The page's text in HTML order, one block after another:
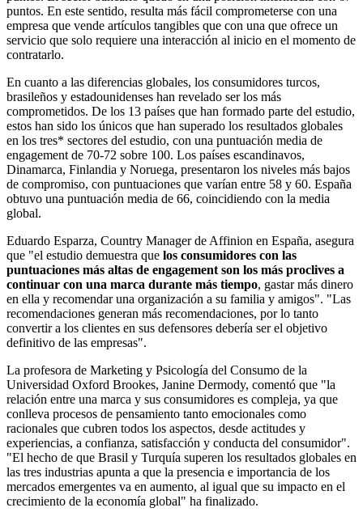
puntos. En este sentido, resulta más fácil comprometerse con una
empresa que vende artículos tangibles que con una que ofrece un
servicio que solo requiere una interacción al inicio en el momento de
contratarlo.
En cuanto a las diferencias globales, los consumidores turcos,
brasileños y estadounidenses han revelado ser los más
comprometidos. De los 13 países que han formado parte del estudio,
estos han sido los únicos que han superado los resultados globales
en los tres* sectores del estudio, con una puntuación media de
engagement de 70-72 sobre 100. Los países escandinavos,
Dinamarca, Finlandia y Noruega, presentaron los niveles más bajos
de compromiso, con puntuaciones que varían entre 58 y 60. España
obtuvo una puntuación media de 66, coincidiendo con la media
global.
Eduardo Esparza, Country Manager de Affinion en España, asegura
que "el estudio demuestra que los consumidores con las
puntuaciones más altas de engagement son los más proclives a
continuar con una marca durante más tiempo, gastar más dinero
en ella y recomendar una organización a su familia y amigos". "Las
recomendaciones generan más recomendaciones, por lo tanto
convertir a los clientes en sus defensores debería ser el objetivo
definitivo de las empresas".
La profesora de Marketing y Psicología del Consumo de la
Universidad Oxford Brookes, Janine Dermody, comentó que "la
relación entre una marca y sus consumidores es compleja, ya que
conlleva procesos de pensamiento tanto emocionales como
racionales que cubren todos los aspectos, desde actitudes y
experiencias, a confianza, satisfacción y conducta del consumidor".
"El hecho de que Brasil y Turquía superen los resultados globales en
las tres industrias apunta a que la presencia e importancia de los
mercados emergentes va en aumento, al igual que su impacto en el
crecimiento de la economía global" ha finalizado.